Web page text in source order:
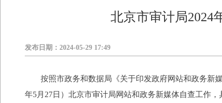
北京市审计局2024
发布日期： 2024-05-29 17:49
按照市政务和数据局《关于印发政府网站和政务新
年5月27日）北京市审计局网站和政务新媒体自查工作